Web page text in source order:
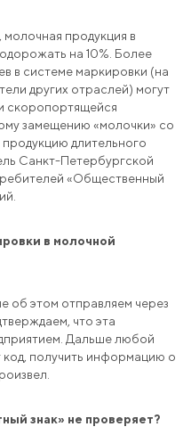
продукция в
на 10%. Более
в системе маркировки (на
других отраслей) могут
скоропортящейся
замещению «молочки» со
продукцию длительного
Санкт-Петербургской
«Общественный
в молочной
об этом отправляем через
что эта
Дальше любой
код, получить информацию о
знак» не проверяет?